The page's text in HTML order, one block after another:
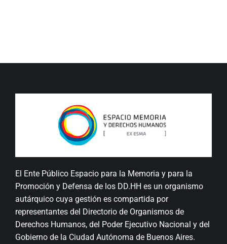
El Ente Público Espacio para la Memoria y para la
Promoción y Defensa de los DD.HH es un organismo
autárquico cuya gestión es compartida por
representantes del Directorio de Organismos de
Derechos Humanos, del Poder Ejecutivo Nacional y del
Gobierno de la Ciudad Autónoma de Buenos Aires.